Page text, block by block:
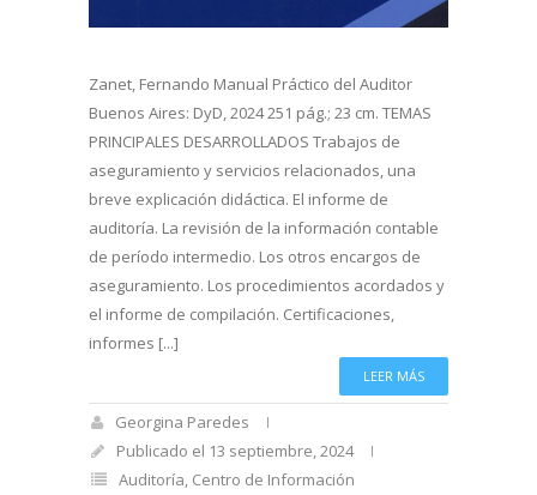
Zanet, Fernando Manual Práctico del Auditor
Buenos Aires: DyD, 2024 251 pág.; 23 cm. TEMAS
PRINCIPALES DESARROLLADOS Trabajos de
aseguramiento y servicios relacionados, una
breve explicación didáctica. El informe de
auditoría. La revisión de la información contable
de período intermedio. Los otros encargos de
aseguramiento. Los procedimientos acordados y
el informe de compilación. Certificaciones,
informes [...]
LEER MÁS
Georgina Paredes
Publicado el 13 septiembre, 2024
Auditoría Centro de Información